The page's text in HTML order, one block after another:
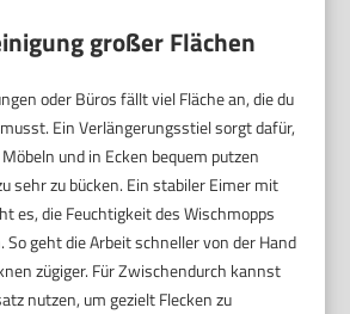
großer Flächen
oder Büros fällt viel Fläche an, die du
Ein Verlängerungsstiel sorgt dafür,
und in Ecken bequem putzen
sehr zu bücken. Ein stabiler Eimer mit
es, die Feuchtigkeit des Wischmopps
geht die Arbeit schneller von der Hand
zügiger. Für Zwischendurch kannst
nutzen, um gezielt Flecken zu